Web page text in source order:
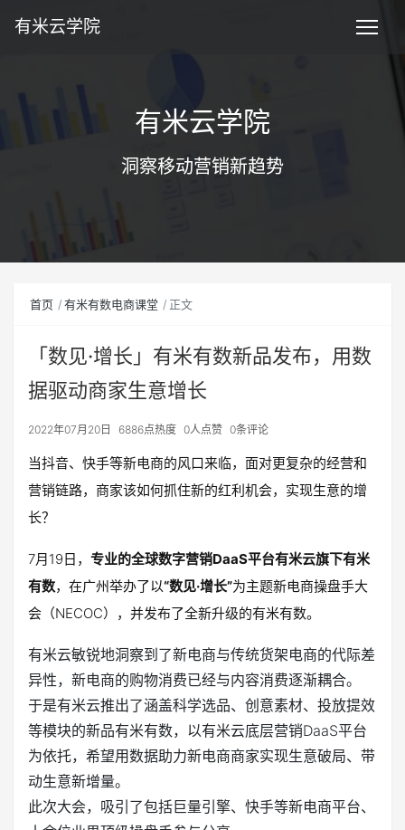
有米云学院
有米云学院
洞察移动营销新趋势
首页 有米有数电商课堂 正文
「数见·增长」有米有数新品发布，用数
据驱动商家生意增长
2022年07月20日 6886点热度 0人点赞 0条评论
当抖音、快手等新电商的风口来临，面对更复杂的经营和
营销链路，商家该如何抓住新的红利机会，实现生意的增
长？
7月19日， 专业的全球数字营销DaaS平台有米云旗下有米
有数，在广州举办了以“数见·增长”为主题新电商操盘手大
会（NECOC），并发布了全新升级的有米有数。
有米云敏锐地洞察到了新电商与传统货架电商的代际差
异性，新电商的购物消费已经与内容消费逐渐耦合。
于是有米云推出了涵盖科学选品、创意素材、投放提效
等模块的新品有米有数，以有米云底层营销DaaS平台
为依托，希望用数据助力新电商商家实现生意破局、带
动生意新增量。
此次大会，吸引了包括巨量引擎、快手等新电商平台、